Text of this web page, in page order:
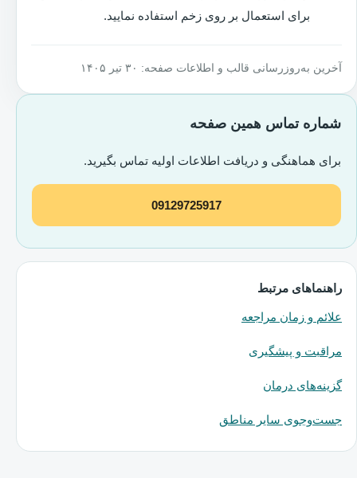
برای استعمال بر روی زخم استفاده نمایید.
آخرین به‌روزرسانی قالب و اطلاعات صفحه: ۳۰ تیر ۱۴۰۵
شماره تماس همین صفحه
برای هماهنگی و دریافت اطلاعات اولیه تماس بگیرید.
09129725917
راهنماهای مرتبط
علائم و زمان مراجعه
مراقبت و پیشگیری
گزینه‌های درمان
جست‌وجوی سایر مناطق